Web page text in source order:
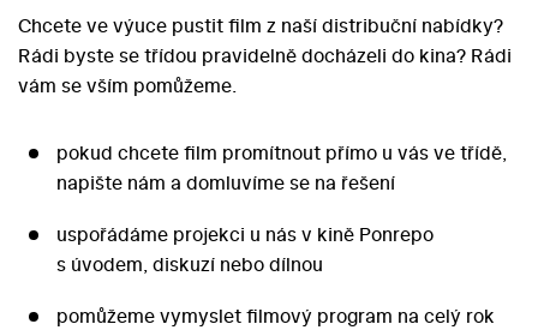
Chcete ve výuce pustit film z naší distribuční nabídky?
Rádi byste se třídou pravidelně docházeli do kina? Rádi
vám se vším pomůžeme.
pokud chcete film promítnout přímo u vás ve třídě,
napište nám a domluvíme se na řešení
uspořádáme projekci u nás v kině Ponrepo
s úvodem, diskuzí nebo dílnou
pomůžeme vymyslet filmový program na celý rok